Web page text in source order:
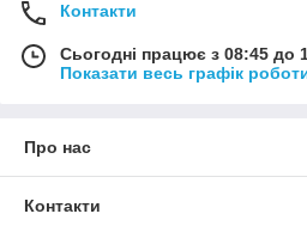
Контакти
Сьогодні працює з 08:45 до
Показати весь графік
Про нас
Контакти